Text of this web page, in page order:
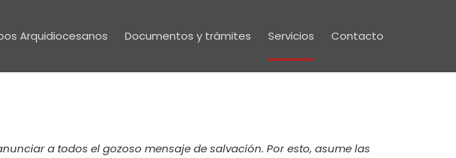
Arquidiocesanos Documentos y trámites Servicios Contacto
a todos el gozoso mensaje de salvación. Por esto, asume las